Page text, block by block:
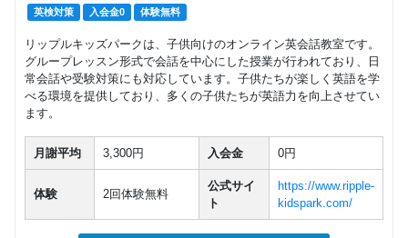
英検対策 入会金0 体験無料
リップルキッズパークは、子供向けのオンライン英会話教室です。
グループレッスン形式で会話を中心にした授業が行われており、日
常会話や受験対策にも対応しています。子供たちが楽しく英語を学
べる環境を提供しており、多くの子供たちが英語力を向上させてい
ます。
月謝平均 3,300円 入会金 0円
体験 2回体験無料
公式サイ
ト
https://www.ripple-
kidspark.com/